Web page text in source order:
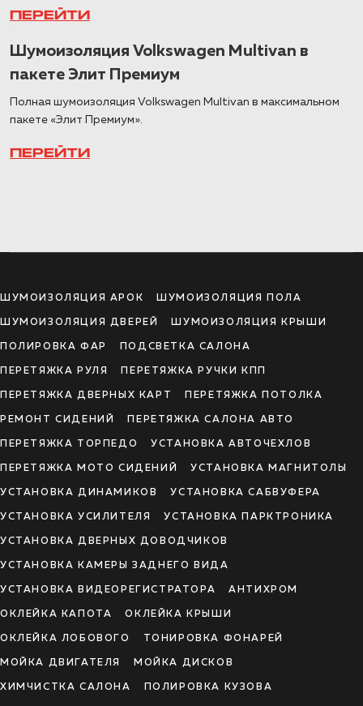
ПЕРЕЙТИ
Шумоизоляция Volkswagen Multivan в
пакете Элит Премиум
Полная шумоизоляция Volkswagen Multivan в максимальном
пакете «Элит Премиум».
ПЕРЕЙТИ
ШУМОИЗОЛЯЦИЯ АРОК ШУМОИЗОЛЯЦИЯ ПОЛА
ШУМОИЗОЛЯЦИЯ ДВЕРЕЙ ШУМОИЗОЛЯЦИЯ КРЫШИ
ПОЛИРОВКА ФАР ПОДСВЕТКА САЛОНА
ПЕРЕТЯЖКА РУЛЯ ПЕРЕТЯЖКА РУЧКИ КПП
ПЕРЕТЯЖКА ДВЕРНЫХ КАРТ ПЕРЕТЯЖКА ПОТОЛКА
РЕМОНТ СИДЕНИЙ ПЕРЕТЯЖКА САЛОНА АВТО
ПЕРЕТЯЖКА ТОРПЕДО УСТАНОВКА АВТОЧЕХЛОВ
ПЕРЕТЯЖКА МОТО СИДЕНИЙ УСТАНОВКА МАГНИТОЛЫ
УСТАНОВКА ДИНАМИКОВ УСТАНОВКА САБВУФЕРА
УСТАНОВКА УСИЛИТЕЛЯ УСТАНОВКА ПАРКТРОНИКА
УСТАНОВКА ДВЕРНЫХ ДОВОДЧИКОВ
УСТАНОВКА КАМЕРЫ ЗАДНЕГО ВИДА
УСТАНОВКА ВИДЕОРЕГИСТРАТОРА АНТИХРОМ
ОКЛЕЙКА КАПОТА ОКЛЕЙКА КРЫШИ
ОКЛЕЙКА ЛОБОВОГО ТОНИРОВКА ФОНАРЕЙ
МОЙКА ДВИГАТЕЛЯ МОЙКА ДИСКОВ
ХИМЧИСТКА САЛОНА ПОЛИРОВКА КУЗОВА